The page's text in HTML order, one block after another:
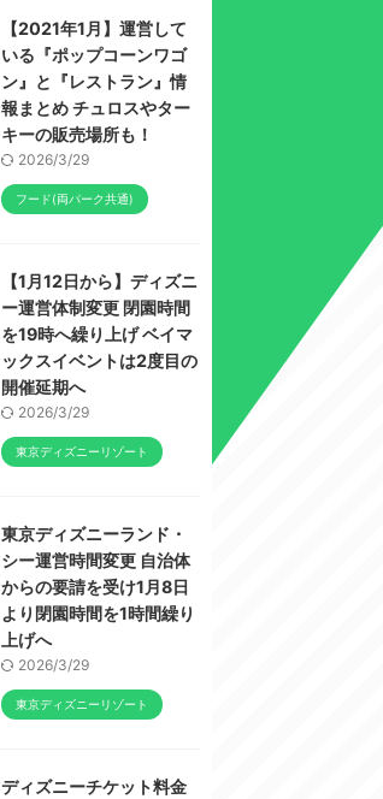
【2021年1月】運営して
いる『ポップコーンワゴ
ン』と『レストラン』情
報まとめ チュロスやター
キーの販売場所も！
2026/3/29
フード(両パーク共通)
【1月12日から】ディズニ
ー運営体制変更 閉園時間
を19時へ繰り上げ ベイマ
ックスイベントは2度目の
開催延期へ
2026/3/29
東京ディズニーリゾート
東京ディズニーランド・
シー運営時間変更 自治体
からの要請を受け1月8日
より閉園時間を1時間繰り
上げへ
2026/3/29
東京ディズニーリゾート
ディズニーチケット料金